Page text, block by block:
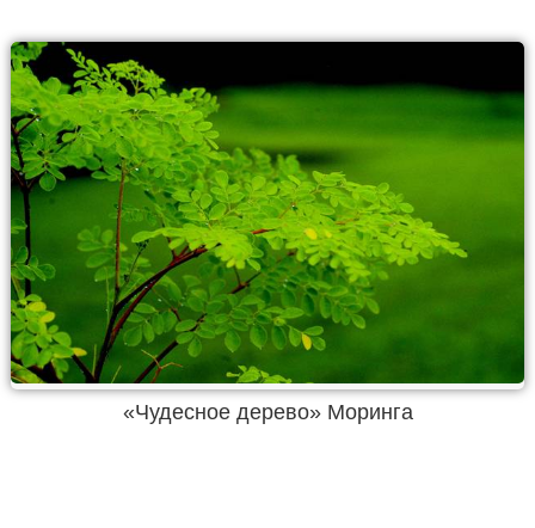
«Чудесное дерево» Моринга